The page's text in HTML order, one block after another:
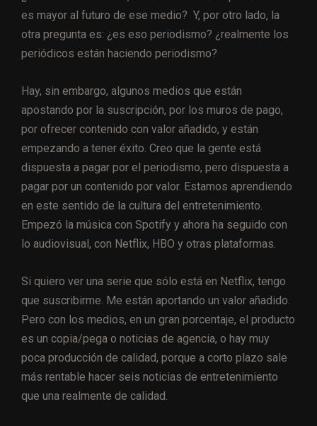
es mayor al futuro de ese medio? Y, por otro lado, la
otra pregunta es: ¿es eso periodismo? ¿realmente los
periódicos están haciendo periodismo?
Hay, sin embargo, algunos medios que están
apostando por la suscripción, por los muros de pago,
por ofrecer contenido con valor añadido, y están
empezando a tener éxito. Creo que la gente está
dispuesta a pagar por el periodismo, pero dispuesta a
pagar por un contenido por valor. Estamos aprendiendo
en este sentido de la cultura del entretenimiento.
Empezó la música con Spotify y ahora ha seguido con
lo audiovisual, con Netflix, HBO y otras plataformas.
Si quiero ver una serie que sólo está en Netflix, tengo
que suscribirme. Me están aportando un valor añadido.
Pero con los medios, en un gran porcentaje, el producto
es un copia/pega o noticias de agencia, o hay muy
poca producción de calidad, porque a corto plazo sale
más rentable hacer seis noticias de entretenimiento
que una realmente de calidad.